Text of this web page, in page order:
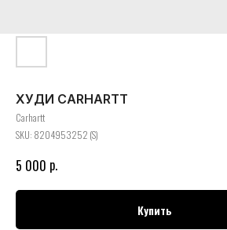
ХУДИ СARHARTT
Сarhartt
SKU: 8204953252 (S)
5 000 р.
Купить